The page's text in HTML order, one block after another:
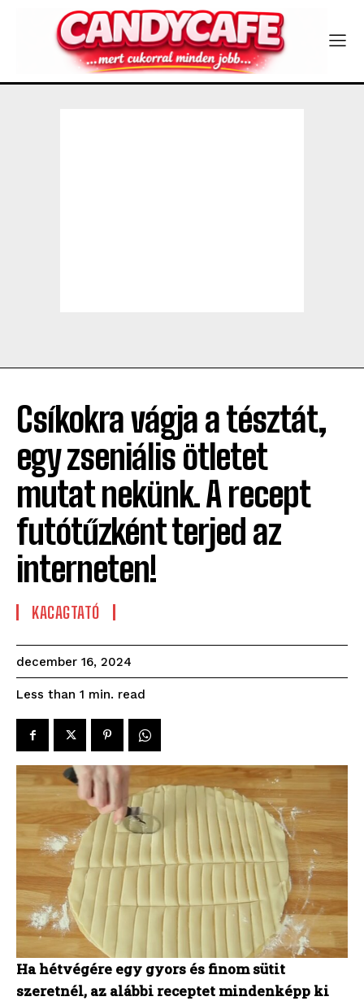
Csíkokra vágja a tésztát,
egy zseniális ötletet
mutat nekünk. A recept
futótűzként terjed az
interneten!
KACAGTATÓ
december 16, 2024
Less than 1 min. read
Ha hétvégére egy gyors és finom sütit
szeretnél, az alábbi receptet mindenképp ki